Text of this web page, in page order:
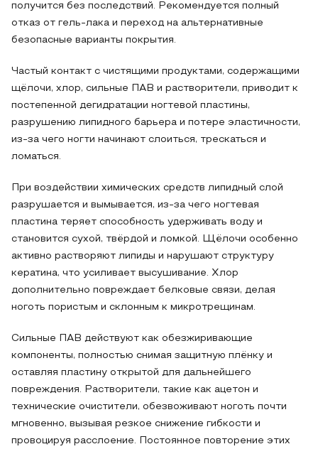
получится без последствий. Рекомендуется полный
отказ от гель-лака и переход на альтернативные
безопасные варианты покрытия.
Частый контакт с чистящими продуктами, содержащими
щёлочи, хлор, сильные ПАВ и растворители, приводит к
постепенной дегидратации ногтевой пластины,
разрушению липидного барьера и потере эластичности,
из‑за чего ногти начинают слоиться, трескаться и
ломаться.
При воздействии химических средств липидный слой
разрушается и вымывается, из-за чего ногтевая
пластина теряет способность удерживать воду и
становится сухой, твёрдой и ломкой. Щёлочи особенно
активно растворяют липиды и нарушают структуру
кератина, что усиливает высушивание. Хлор
дополнительно повреждает белковые связи, делая
ноготь пористым и склонным к микротрещинам.
Сильные ПАВ действуют как обезжиривающие
компоненты, полностью снимая защитную плёнку и
оставляя пластину открытой для дальнейшего
повреждения. Растворители, такие как ацетон и
технические очистители, обезвоживают ноготь почти
мгновенно, вызывая резкое снижение гибкости и
провоцируя расслоение. Постоянное повторение этих